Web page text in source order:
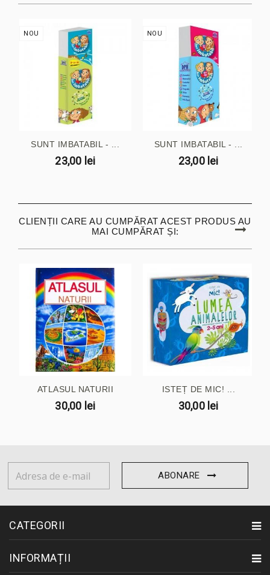
NOU
SUNT IMBATABIL - ...
23,00 lei
NOU
SUNT IMBATABIL - ...
23,00 lei
CLIENȚII CARE AU CUMPĂRAT ACEST PRODUS AU
MAI CUMPĂRAT ȘI:
ATLASUL NATURII
30,00 lei
ISTEȚ DE MIC! ...
30,00 lei
ABONARE
CATEGORII
INFORMAȚII